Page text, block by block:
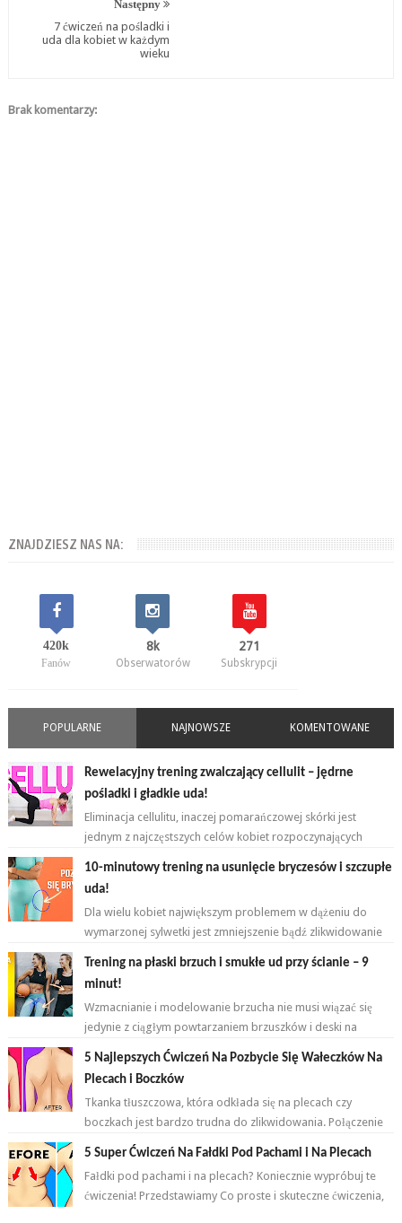
Następny
7 ćwiczeń na pośladki i
uda dla kobiet w każdym
wieku
Brak komentarzy:
ZNAJDZIESZ NAS NA:
420k
Fanów
8k
Obserwatorów
271
Subskrypcji
POPULARNE NAJNOWSZE KOMENTOWANE
Rewelacyjny trening zwalczający cellulit – jędrne
pośladki i gładkie uda!
Eliminacja cellulitu, inaczej pomarańczowej skórki jest
jednym z najczęstszych celów kobiet rozpoczynających
10-minutowy trening na usunięcie bryczesów i szczupłe
uda!
Dla wielu kobiet największym problemem w dążeniu do
wymarzonej sylwetki jest zmniejszenie bądź zlikwidowanie
Trening na płaski brzuch i smukłe ud przy ścianie – 9
minut!
Wzmacnianie i modelowanie brzucha nie musi wiązać się
jedynie z ciągłym powtarzaniem brzuszków i deski na
przemian. Brzuch to nie jeden...
5 Najlepszych Ćwiczeń Na Pozbycie Się Wałeczków Na
Plecach i Boczków
Tkanka tłuszczowa, która odkłada się na plecach czy
boczkach jest bardzo trudna do zlikwidowania. Połączenie
odpowiednich ćwiczeń oraz ...
5 Super Ćwiczeń Na Fałdki Pod Pachami i Na Plecach
Fałdki pod pachami i na plecach? Koniecznie wypróbuj te
ćwiczenia! Przedstawiamy Co proste i skuteczne ćwiczenia,